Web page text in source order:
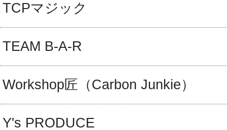
TCPマジック
TEAM B-A-R
Workshop匠（Carbon Junkie）
Y's PRODUCE